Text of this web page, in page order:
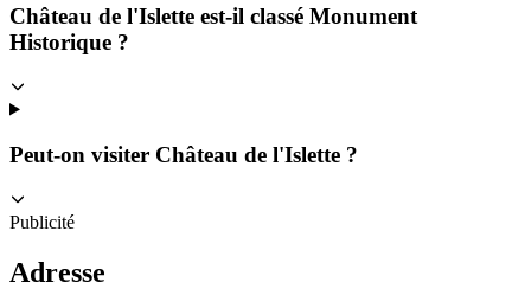
Château de l'Islette est-il classé Monument
Historique ?
Peut-on visiter Château de l'Islette ?
Publicité
Adresse